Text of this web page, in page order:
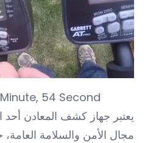
54 Second
يعتبر جهاز كشف المعادن أحد
مجال الأمن والسلامة